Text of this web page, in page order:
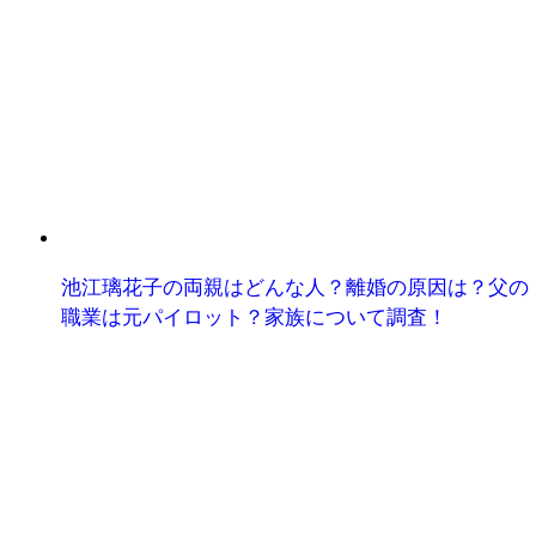
池江璃花子の両親はどんな人？離婚の原因は？父の
職業は元パイロット？家族について調査！